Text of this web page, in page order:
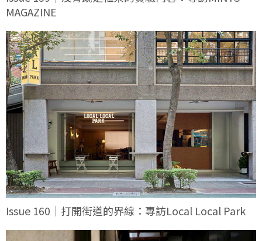
MAGAZINE
Issue 160｜打開街道的界線：專訪Local Local Park